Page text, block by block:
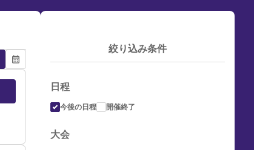
calendar_month
絞り込み条件
日程
今後の日程 開催終了
大会